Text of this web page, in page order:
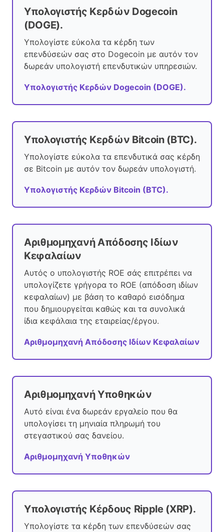
Υπολογιστής Κερδών Dogecoin
(DOGE).
Υπολογίστε εύκολα τα κέρδη των
επενδύσεών σας στο Dogecoin με αυτόν τον
δωρεάν υπολογιστή επενδυτικών υπηρεσιών.
Υπολογιστής Κερδών Dogecoin (DOGE).
Υπολογιστής Κερδών Bitcoin (BTC).
Υπολογίστε εύκολα τα επενδυτικά σας κέρδη
σε Bitcoin με αυτόν τον δωρεάν υπολογιστή.
Υπολογιστής Κερδών Bitcoin (BTC).
Αριθμομηχανή Απόδοσης Ιδίων
Κεφαλαίων
Αυτός ο υπολογιστής ROE σάς επιτρέπει να
υπολογίζετε γρήγορα το ROE (απόδοση ιδίων
κεφαλαίων) με βάση το καθαρό εισόδημα
που δημιουργείται καθώς και τα συνολικά
ίδια κεφάλαια της εταιρείας/έργου.
Αριθμομηχανή Απόδοσης Ιδίων Κεφαλαίων
Αριθμομηχανή Υποθηκών
Αυτό είναι ένα δωρεάν εργαλείο που θα
υπολογίσει τη μηνιαία πληρωμή του
στεγαστικού σας δανείου.
Αριθμομηχανή Υποθηκών
Υπολογιστής Κέρδους Ripple (XRP).
Υπολογίστε τα κέρδη των επενδύσεών σας